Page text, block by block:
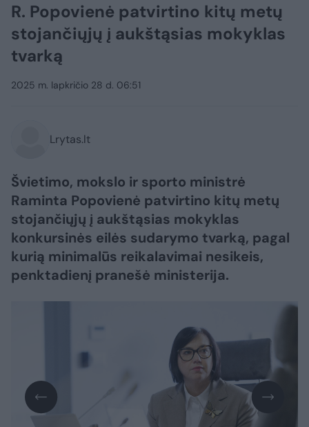
R. Popovienė patvirtino kitų metų
stojančiųjų į aukštąsias mokyklas
tvarką
2025 m. lapkričio 28 d. 06:51
Lrytas.lt
Švietimo, mokslo ir sporto ministrė
Raminta Popovienė patvirtino kitų metų
stojančiųjų į aukštąsias mokyklas
konkursinės eilės sudarymo tvarką, pagal
kurią minimalūs reikalavimai nesikeis,
penktadienį pranešė ministerija.